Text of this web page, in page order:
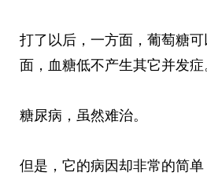
打了以后，一方面，葡萄糖
面，血糖低不产生其它并发症
糖尿病，虽然难治。
但是，它的病因却非常的简单